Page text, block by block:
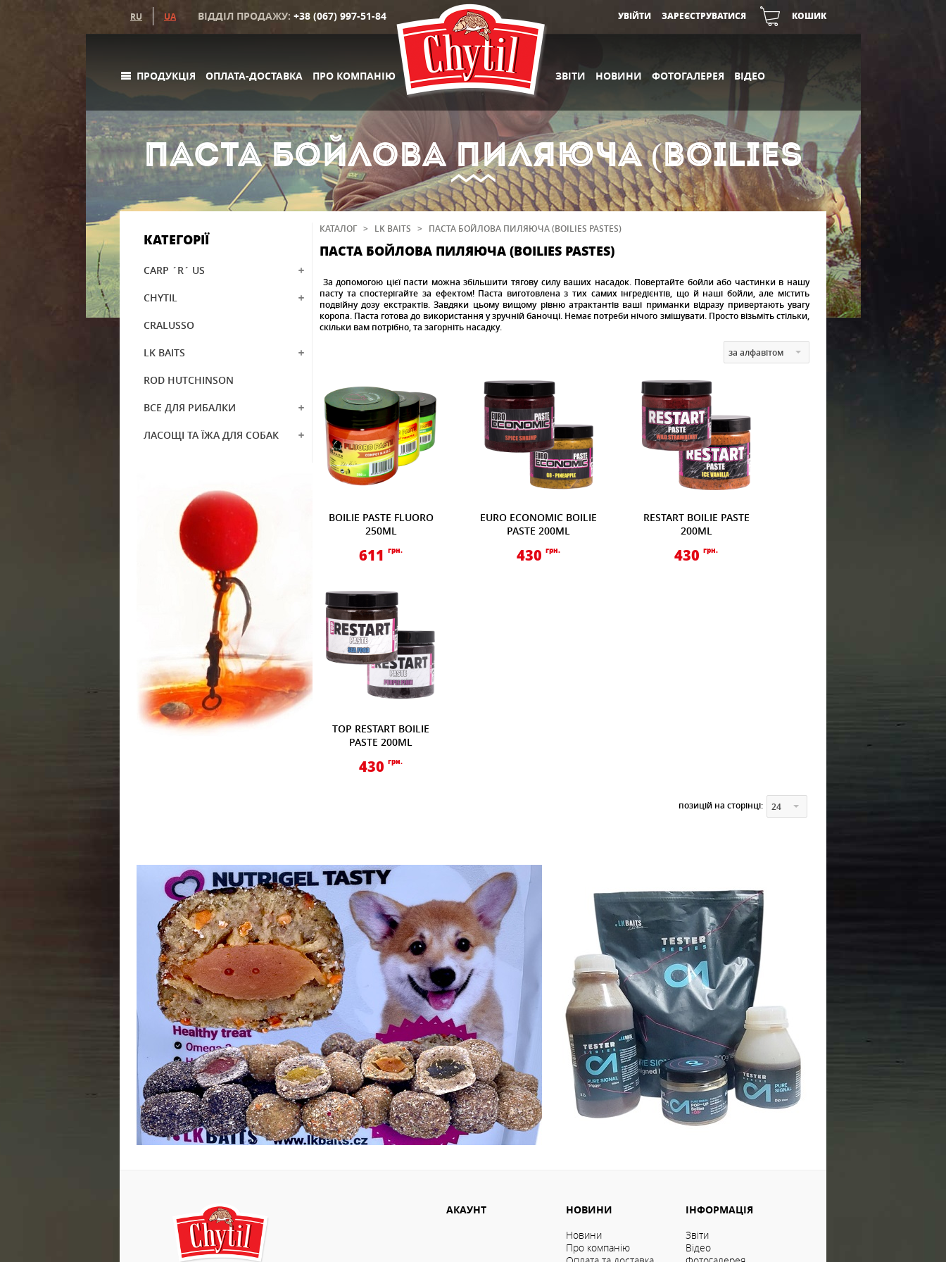
RU UA ВІДДІЛ ПРОДАЖУ: +38 (067) 997-51-84 УВІЙТИ ЗАРЕЄСТРУВАТИСЯ КОШИК
ПРОДУКЦІЯ ОПЛАТА-ДОСТАВКА ПРО КОМПАНІЮ ЗВІТИ НОВИНИ ФОТОГАЛЕРЕЯ ВІДЕО
ПАСТА БОЙЛОВА ПИЛЯЮЧА (BOILIES
PASTES
КАТЕГОРІЇ
CARP ´R´ US
CHYTIL
CRALUSSO
LK BAITS
ROD HUTCHINSON
ВСЕ ДЛЯ РИБАЛКИ
ЛАСОЩІ ТА ЇЖА ДЛЯ СОБАК
КАТАЛОГ> LK BAITS > ПАСТА БОЙЛОВА ПИЛЯЮЧА (BOILIES PASTES)
ПАСТА БОЙЛОВА ПИЛЯЮЧА (BOILIES PASTES)
За допомогою цієї пасти можна збільшити тягову силу ваших насадок. Повертайте бойли або частинки в нашу
пасту та спостерігайте за ефектом! Паста виготовлена з тих самих інгредієнтів, що й наші бойли, але містить
подвійну дозу екстрактів. Завдяки цьому вищому рівню атрактантів ваші приманки відразу привертають увагу
коропа. Паста готова до використання у зручній баночці. Немає потреби нічого змішувати. Просто візьміть стільки,
скільки вам потрібно, та загорніть насадку.
за алфавітом
BOILIE PASTE FLUORO
250ML
611 грн.
EURO ECONOMIC BOILIE
PASTE 200ML
430 грн.
RESTART BOILIE PASTE
200ML
430 грн.
TOP RESTART BOILIE
PASTE 200ML
430 грн.
позицій на сторінці: 24
АКАУНТ НОВИНИ
Новини
Про компанію
ІНФОРМАЦІЯ
Звіти
Відео